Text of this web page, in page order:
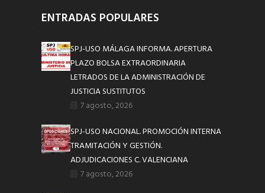
ENTRADAS POPULARES
SPJ-USO MÁLAGA INFORMA. APERTURA
PLAZO BOLSA EXTRAORDINARIA
LETRADOS DE LA ADMINISTRACIÓN DE
JUSTICIA SUSTITUTOS
7 agosto, 2026
SPJ-USO NACIONAL. PROMOCIÓN INTERNA
TRAMITACIÓN Y GESTIÓN.
ADJUDICACIONES C. VALENCIANA
7 agosto, 2026